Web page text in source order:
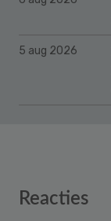
5 aug 2026
Reader
Reacties